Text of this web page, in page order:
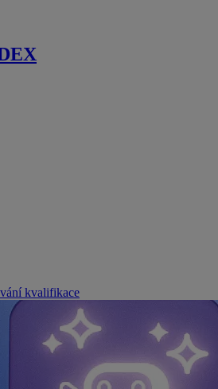
kvalifikace